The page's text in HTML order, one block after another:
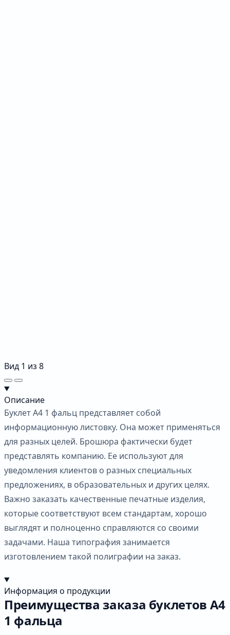
Вид 1 из 8
Описание
Буклет А4 1 фальц представляет собой
информационную листовку. Она может применяться
для разных целей. Брошюра фактически будет
представлять компанию. Ее используют для
уведомления клиентов о разных специальных
предложениях, в образовательных и других целях.
Важно заказать качественные печатные изделия,
которые соответствуют всем стандартам, хорошо
выглядят и полноценно справляются со своими
задачами. Наша типография занимается
изготовлением такой полиграфии на заказ.
Информация о продукции
Преимущества заказа буклетов А4
1 фальца